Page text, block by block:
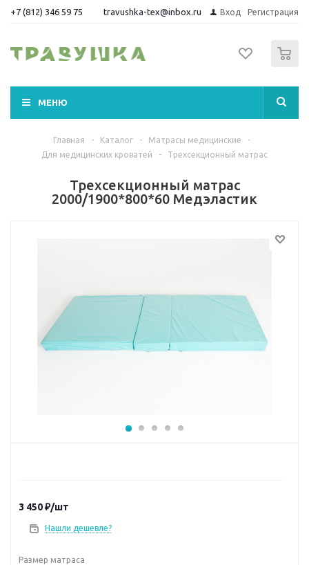
+7 (812) 346 59 75 travushka-tex@inbox.ru Вход Регистрация
МЕНЮ
Главная - Каталог - Матрасы медицинские
-
Для медицинских кроватей
- Трехсекционный матрас
Трехсекционный матрас
2000/1900*800*60 Медэластик
3 450₽/шт
Нашли дешевле?
Размер матраса